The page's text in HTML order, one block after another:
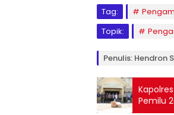
Tag:
Topik:
Penulis: Hendron
Pemilu